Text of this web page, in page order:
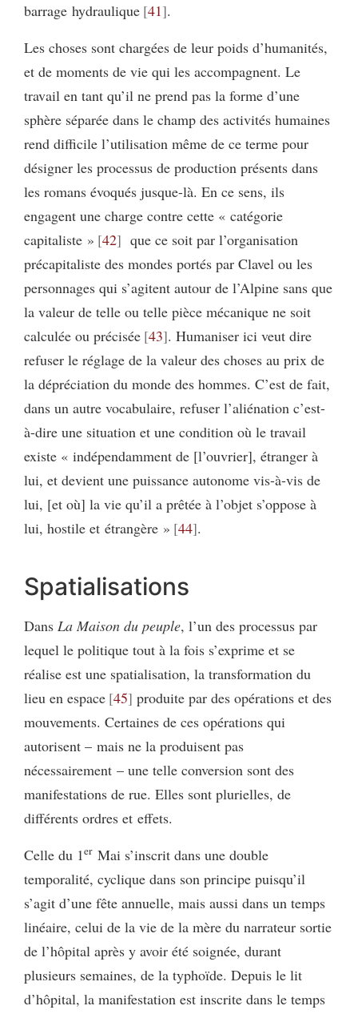
barrage hydraulique 41 .
Les choses sont chargées de leur poids d’humanités,
et de moments de vie qui les accompagnent. Le
travail en tant qu’il ne prend pas la forme d’une
sphère séparée dans le champ des activités humaines
rend difficile l’utilisation même de ce terme pour
désigner les processus de production présents dans
les romans évoqués jusque-là. En ce sens, ils
engagent une charge contre cette « catégorie
capitaliste » 42
que ce soit par l’organisation
précapitaliste des mondes portés par Clavel ou les
personnages qui s’agitent autour de l’Alpine sans que
la valeur de telle ou telle pièce mécanique ne soit
calculée ou précisée 43 . Humaniser ici veut dire
refuser le réglage de la valeur des choses au prix de
la dépréciation du monde des hommes. C’est de fait,
dans un autre vocabulaire, refuser l’aliénation c’est-
à-dire une situation et une condition où le travail
existe « indépendamment de [l’ouvrier], étranger à
lui, et devient une puissance autonome vis-à-vis de
lui, [et où] la vie qu’il a prêtée à l’objet s’oppose à
lui, hostile et étrangère » 44 .
Spatialisations
Dans La Maison du peuple, l’un des processus par
lequel le politique tout à la fois s’exprime et se
réalise est une spatialisation, la transformation du
lieu en espace 45 produite par des opérations et des
mouvements. Certaines de ces opérations qui
autorisent – mais ne la produisent pas
nécessairement – une telle conversion sont des
manifestations de rue. Elles sont plurielles, de
différents ordres et effets.
Celle du 1er Mai s’inscrit dans une double
temporalité, cyclique dans son principe puisqu’il
s’agit d’une fête annuelle, mais aussi dans un temps
linéaire, celui de la vie de la mère du narrateur sortie
de l’hôpital après y avoir été soignée, durant
plusieurs semaines, de la typhoïde. Depuis le lit
d’hôpital, la manifestation est inscrite dans le temps